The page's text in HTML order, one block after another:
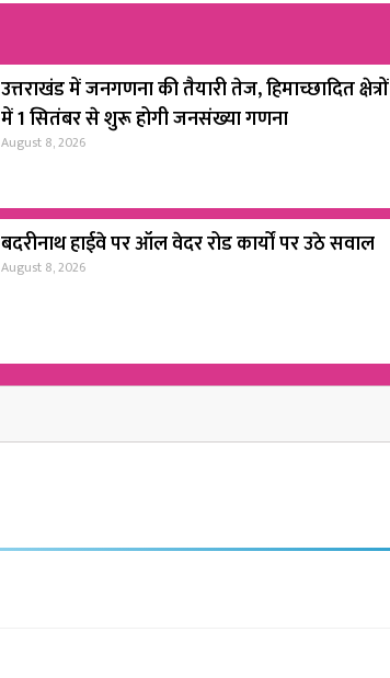
उत्तराखंड में जनगणना की तैयारी तेज, हिमाच्छादित क्षेत्रों
में 1 सितंबर से शुरू होगी जनसंख्या गणना
August 8, 2026
बदरीनाथ हाईवे पर ऑल वेदर रोड कार्यों पर उठे सवाल
August 8, 2026